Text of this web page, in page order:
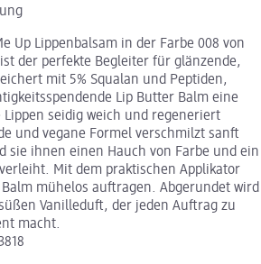
Up Lippenbalsam in der Farbe 008 von
ist der perfekte Begleiter für glänzende,
mit 5% Squalan und Peptiden,
Lip Butter Balm eine
seidig weich und regeneriert
und vegane Formel verschmilzt sanft
sie ihnen einen Hauch von Farbe und ein
Mit dem praktischen Applikator
mühelos auftragen. Abgerundet wird
Vanilleduft, der jeden Auftrag zu
macht.